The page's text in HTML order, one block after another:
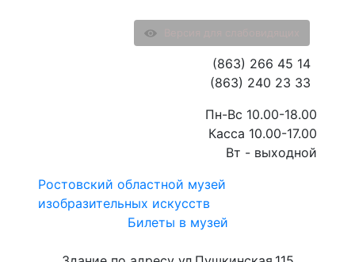
Ростовский областной музей
изобразительных искусств
Билеты в музей
(863) 266 45 14
(863) 240 23 33
Пн-Вс 10.00-18.00
Касса 10.00-17.00
Вт - выходной